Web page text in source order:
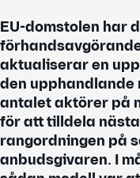
EU-domstolen har
aktualiserar en
den upphandlande
antalet aktörer på
för att tilldela
rangordningen på
anbudsgivaren. I